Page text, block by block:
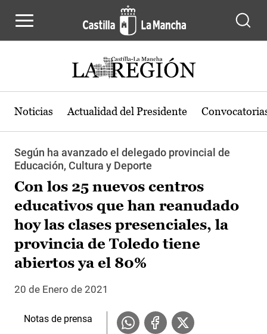
Noticias Actualidad del Presidente
Según ha avanzado el delegado provincial de
Educación, Cultura y Deporte
Con los 25 nuevos centros
educativos que han reanudado
hoy las clases presenciales, la
provincia de Toledo tiene
abiertos ya el 80%
20 de Enero de 2021
Notas de prensa